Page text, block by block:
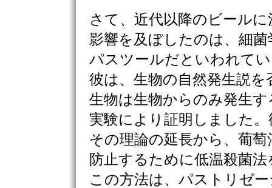
さて、近代以降のビールに
影響を及ぼしたのは、細菌
パスツールだといわれて
彼は、生物の自然発生説を
生物は生物からのみ発生
実験により証明しました。
その理論の延長から、葡萄
防止するために低温殺菌
この方法は、パストリゼ